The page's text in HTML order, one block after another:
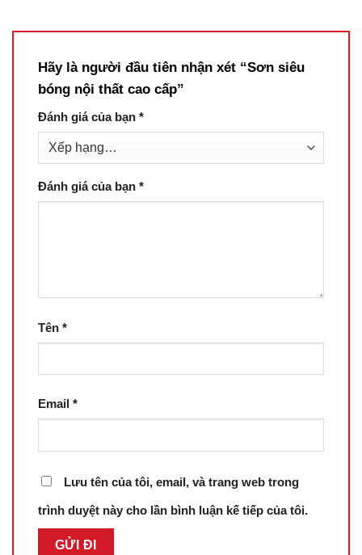
Hãy là người đầu tiên nhận xét “Sơn siêu
bóng nội thất cao cấp”
Đánh giá của bạn *
Đánh giá của bạn *
Tên *
Email *
Lưu tên của tôi, email, và trang web trong
trình duyệt này cho lần bình luận kế tiếp của tôi.